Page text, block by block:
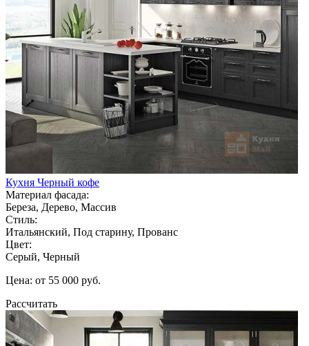
Кухня Черный кофе
Материал фасада:
Береза, Дерево, Массив
Стиль:
Итальянский, Под старину, Прованс
Цвет:
Серый, Черный
Цена: от 55 000 руб.
Рассчитать